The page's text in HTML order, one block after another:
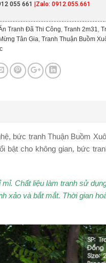
055 661 |Zalo: 0912.055.661
Tranh Đã Thi Công Tranh 2m31
Tân Gia Tranh Thuận Buồm
bức tranh Thuận Buồm
cho không gian, bức
Chất liệu làm tranh sử
xảo và bắt mắt. Thời gian